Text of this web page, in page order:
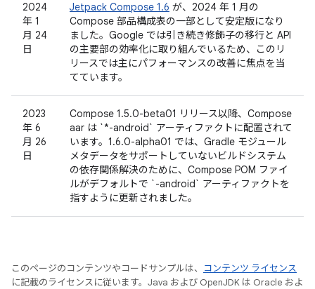
2024
年 1
月 24
日
Jetpack Compose 1.6 が、2024 年 1 月の
Compose 部品構成表の一部として安定版になり
ました。Google では引き続き修飾子の移行と API
の主要部の効率化に取り組んでいるため、このリ
リースでは主にパフォーマンスの改善に焦点を当
てています。
2023
年 6
月 26
日
Compose 1.5.0-beta01 リリース以降、Compose
aar は `*-android` アーティファクトに配置されて
います。1.6.0-alpha01 では、Gradle モジュール
メタデータをサポートしていないビルドシステム
の依存関係解決のために、Compose POM ファイ
ルがデフォルトで `-android` アーティファクトを
指すように更新されました。
このページのコンテンツやコードサンプルは、
コンテンツ ライセンス
に記載のライセンスに従います。Java および OpenJDK は Oracle およ